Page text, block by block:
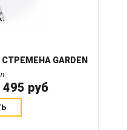
GARDEN
495 руб